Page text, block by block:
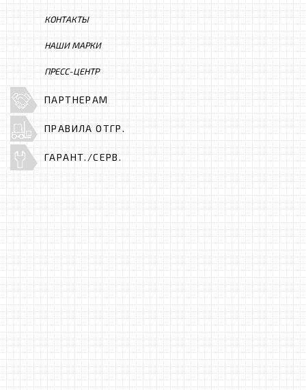
КОНТАКТЫ
НАШИ МАРКИ
ПРЕСС-ЦЕНТР
ПАРТНЕРАМ
ПРАВИЛА ОТГР.
ГАРАНТ./СЕРВ.